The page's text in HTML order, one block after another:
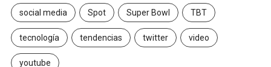
social media Spot Super Bowl TBT
tecnología tendencias twitter video
youtube